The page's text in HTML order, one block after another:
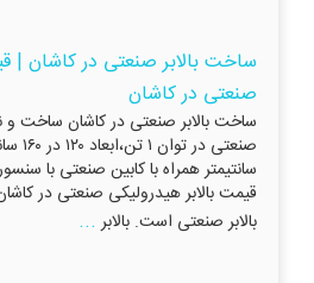
ساخت بالابر صنعتی در کاشان |
صنعتی در کاشان
ساخت بالابر صنعتی در کاشان ساخت و
سانتیمتر همراه با کابین صنعتی با
قیمت بالابر هیدرولیکی صنعتی در کاشان
بالابر صنعتی است. بالابر ...